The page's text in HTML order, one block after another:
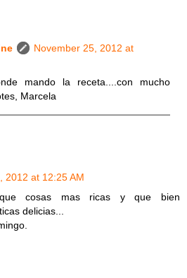
November 25, 2012 at
mando la receta....con mucho
Marcela
2012 at 12:25 AM
cosas mas ricas y que bien
delicias...